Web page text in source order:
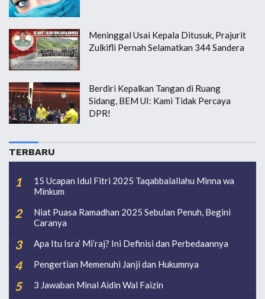
Meninggal Usai Kepala Ditusuk, Prajurit
Zulkifli Pernah Selamatkan 344 Sandera
Berdiri Kepalkan Tangan di Ruang
Sidang, BEM UI: Kami Tidak Percaya
DPR!
TERBARU
15 Ucapan Idul Fitri 2025 Taqabbalallahu Minna wa
Minkum
Niat Puasa Ramadhan 2025 Sebulan Penuh, Begini
Caranya
Apa Itu Isra’ Mi’raj? Ini Definisi dan Perbedaannya
Pengertian Memenuhi Janji dan Hukumnya
3 Jawaban Minal Aidin Wal Faizin